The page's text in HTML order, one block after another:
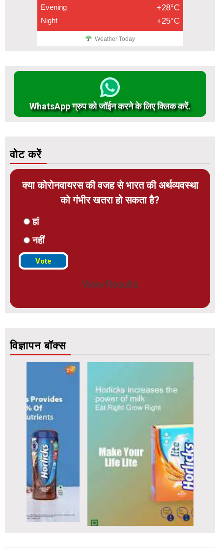
Evening +28°C
Night +25°C
Weather Today
WhatsApp ग्रुप को जॉईन करने के लिए क्लिक करें.
वोट करें
क्या कोरोनवायरस की वजह से भारत की अर्थव्यवस्था
को गंभीर खतरा हो सकता है?
हां
नहीं
View Results
विज्ञापन बॉक्स